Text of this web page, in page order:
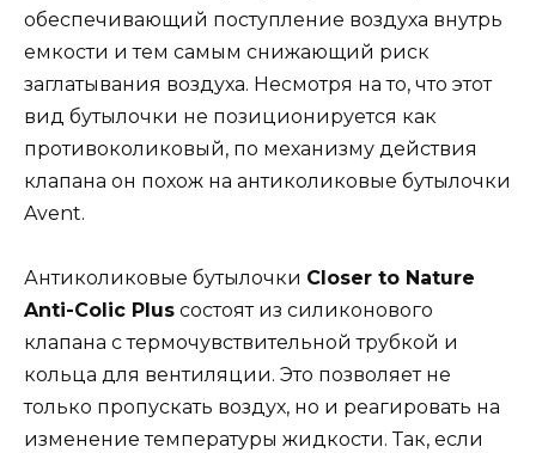
обеспечивающий поступление воздуха внутрь
емкости и тем самым снижающий риск
заглатывания воздуха. Несмотря на то, что этот
вид бутылочки не позиционируется как
противоколиковый, по механизму действия
клапана он похож на антиколиковые бутылочки
Avent.
Антиколиковые бутылочки Closer to Nature
Anti-Colic Plus состоят из силиконового
клапана с термочувствительной трубкой и
кольца для вентиляции. Это позволяет не
только пропускать воздух, но и реагировать на
изменение температуры жидкости. Так, если